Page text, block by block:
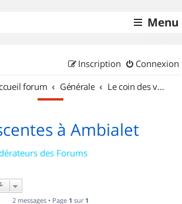
Menu
Connexion
Inscription
forum Générale Le coin des vidéastes
à Ambialet
des Forums
2 messages • Page 1 sur 1